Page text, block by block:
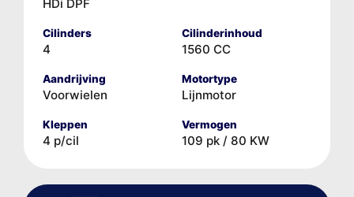
HDi DPF
Cilinders
4
Cilinderinhoud
1560 CC
Aandrijving
Voorwielen
Motortype
Lijnmotor
Kleppen
4 p/cil
Vermogen
109 pk / 80 KW